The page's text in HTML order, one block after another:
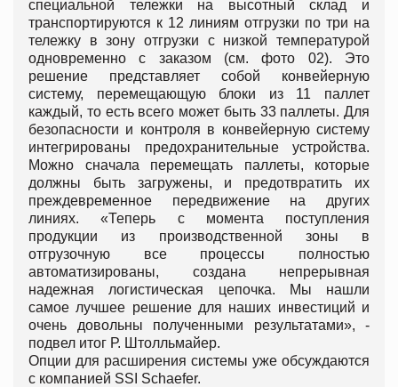
специальной тележки на высотный склад и
транспортируются к 12 линиям отгрузки по три на
тележку в зону отгрузки с низкой температурой
одновременно с заказом (см. фото 02). Это
решение представляет собой конвейерную
систему, перемещающую блоки из 11 паллет
каждый, то есть всего может быть 33 паллеты. Для
безопасности и контроля в конвейерную систему
интегрированы предохранительные устройства.
Можно сначала перемещать паллеты, которые
должны быть загружены, и предотвратить их
преждевременное передвижение на других
линиях. «Теперь с момента поступления
продукции из производственной зоны в
отгрузочную все процессы полностью
автоматизированы, создана непрерывная
надежная логистическая цепочка. Мы нашли
самое лучшее решение для наших инвестиций и
очень довольны полученными результатами», -
подвел итог Р. Штолльмайер.
Опции для расширения системы уже обсуждаются
с компанией SSI Schaefer.